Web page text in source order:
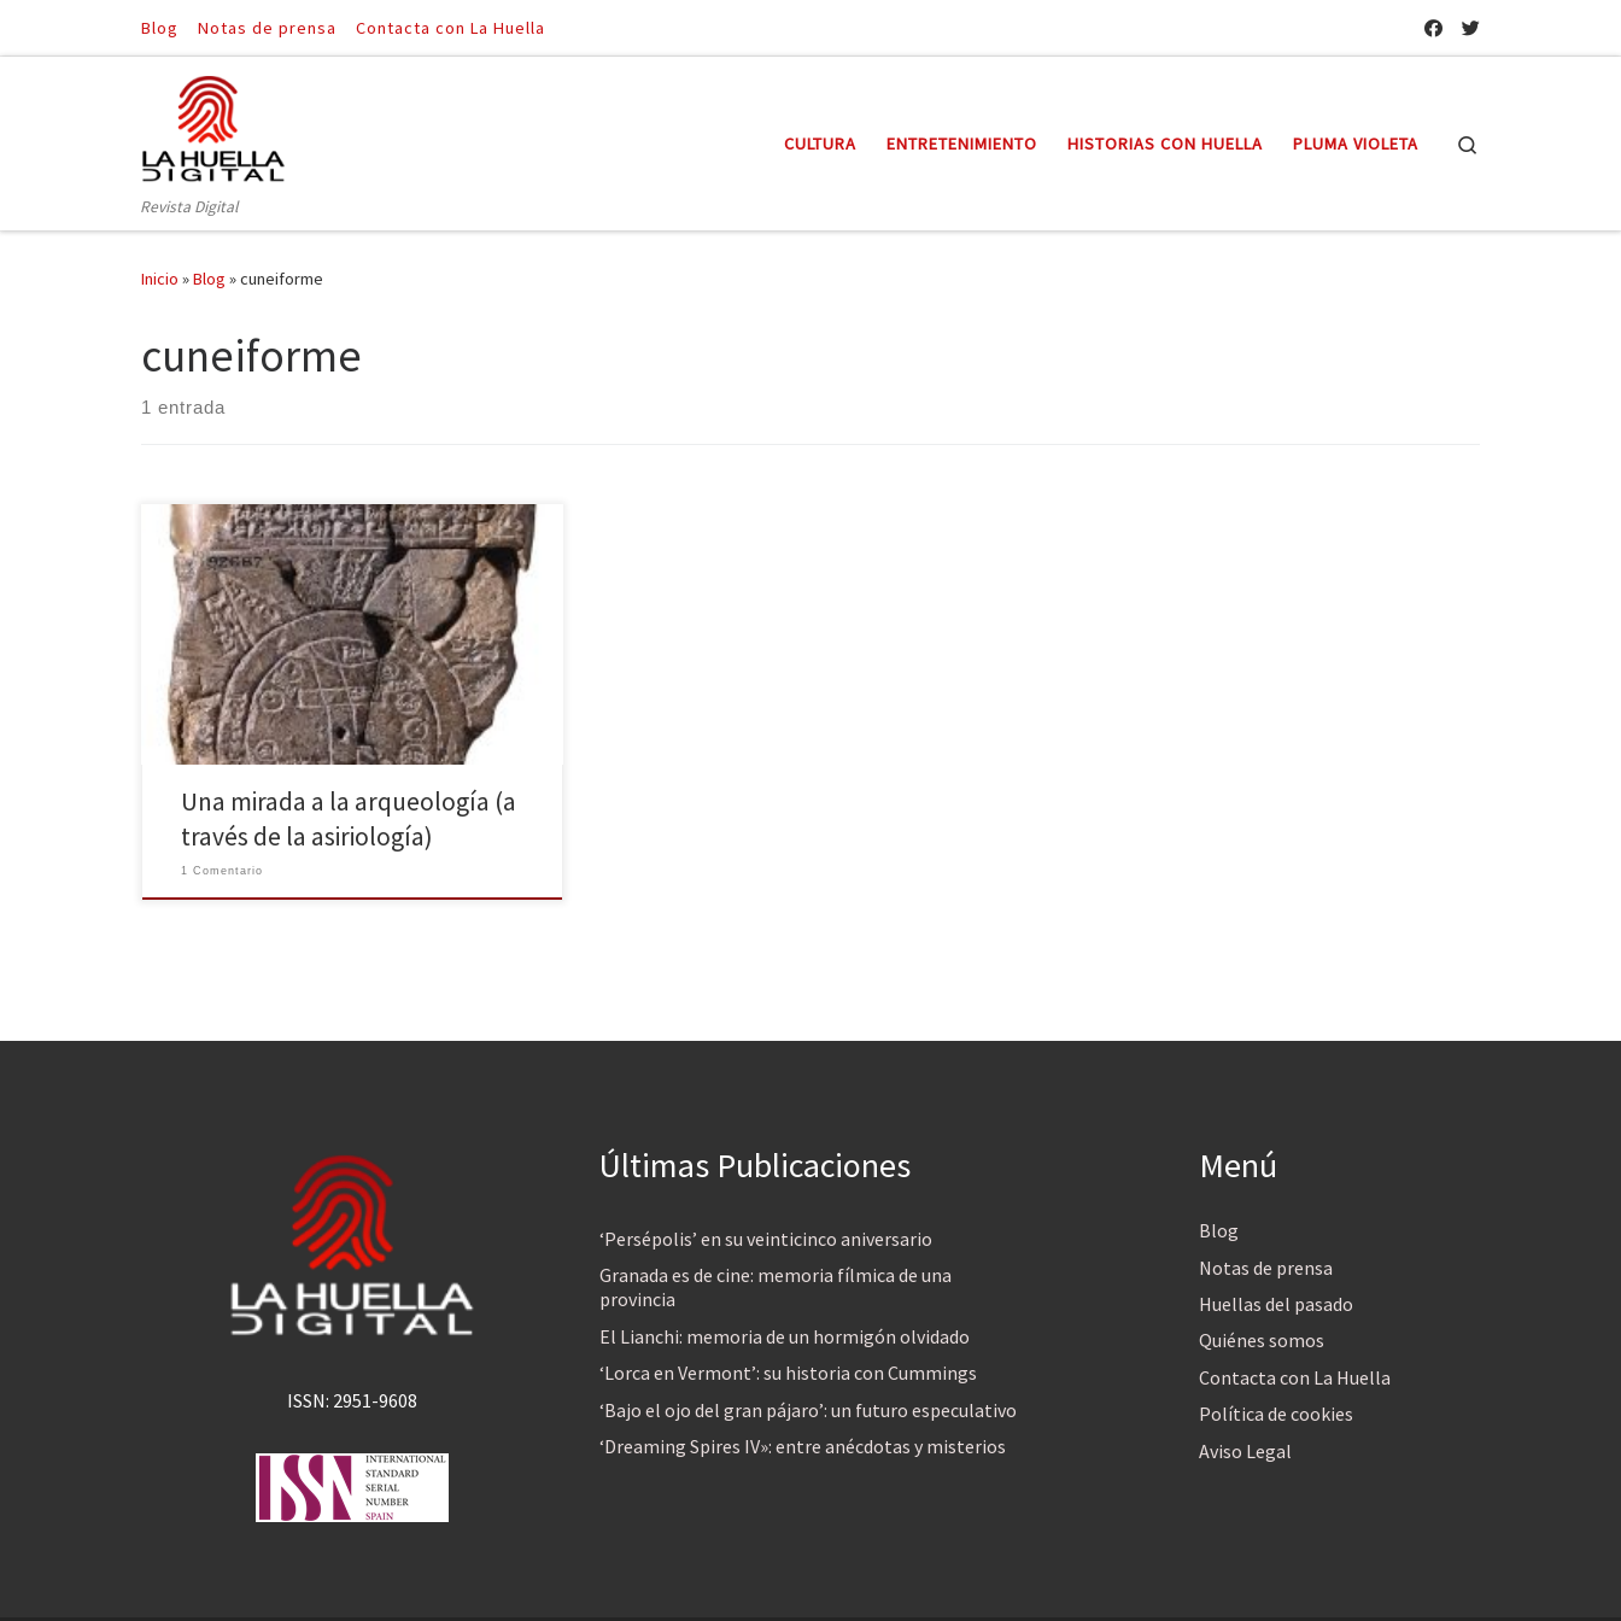
Saltar al contenido
Blog Notas de prensa Contacta con La Huella
Revista Digital
CULTURA ENTRETENIMIENTO HISTORIAS CON HUELLA PLUMA VIOLETA
Inicio »Blog »cuneiforme
cuneiforme
1 entrada
De alguna forma, nuestros gustos y aficiones nos
acompañan a lo largo del tiempo. Hace catorce años,
durante una estancia de estudios en el extranjero,
compré en los bouquinistes de París un libro de Paul
Garelli sobre L’Assyriologie (1964), dentro de la
colección enciclopédica de pequeños volúmenes
«Que sais-je ?» No […]
Una mirada a la arqueología (a
través de la asiriología)
1 Comentario
ISSN: 2951-9608
Últimas Publicaciones
‘Persépolis’ en su veinticinco aniversario
Granada es de cine: memoria fílmica de una
provincia
El Lianchi: memoria de un hormigón olvidado
‘Lorca en Vermont’: su historia con Cummings
‘Bajo el ojo del gran pájaro’: un futuro especulativo
‘Dreaming Spires IV»: entre anécdotas y misterios
Menú
Blog
Notas de prensa
Huellas del pasado
Quiénes somos
Contacta con La Huella
Política de cookies
Aviso Legal